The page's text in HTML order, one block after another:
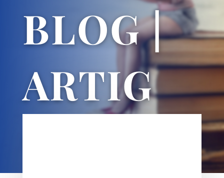
BLOG |
ARTIG
UNIÃO DAS FREGUESIAS DE